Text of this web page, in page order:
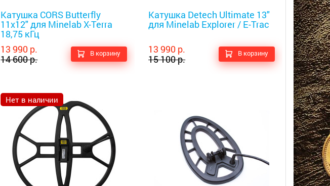
Катушка CORS Butterfly
11x12" для Minelab X-Terra
18,75 кГц
13 990 р.
14 600 р.
В корзину
Катушка Detech Ultimate 13"
для Minelab Explorer / E-Trac
13 990 р.
15 100 р.
В корзину
Нет в наличии